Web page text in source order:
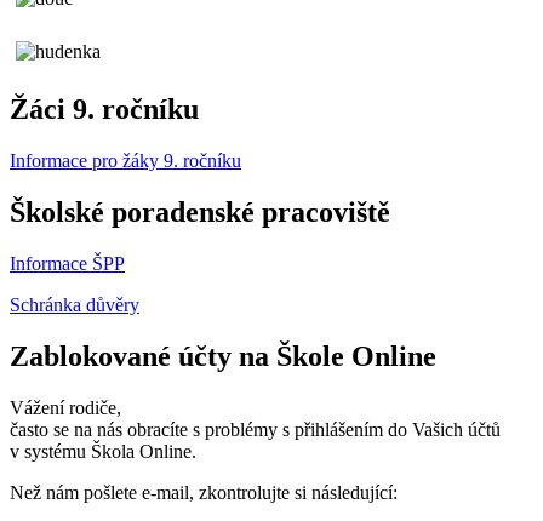
Žáci 9. ročníku
Informace pro žáky 9. ročníku
Školské poradenské pracoviště
Informace ŠPP
Schránka důvěry
Zablokované účty na Škole Online
Vážení rodiče,
často se na nás obracíte s problémy s přihlášením do Vašich účtů
v systému Škola Online.
Než nám pošlete e-mail, zkontrolujte si následující: